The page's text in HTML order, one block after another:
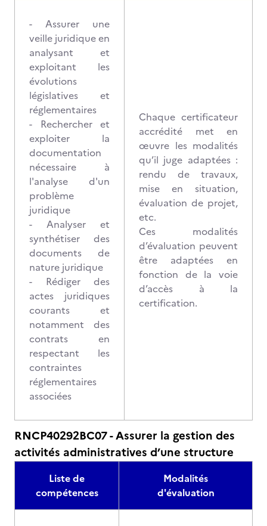
- Assurer une
veille juridique en
analysant et
exploitant les
évolutions
législatives et
réglementaires
- Rechercher et
exploiter la
documentation
nécessaire à
l'analyse d'un
problème
juridique
- Analyser et
synthétiser des
documents de
nature juridique
- Rédiger des
actes juridiques
courants et
notamment des
contrats en
respectant les
contraintes
réglementaires
associées
Chaque certificateur
accrédité met en
œuvre les modalités
qu’il juge adaptées :
rendu de travaux,
mise en situation,
évaluation de projet,
etc.
Ces modalités
d’évaluation peuvent
être adaptées en
fonction de la voie
d’accès à la
certification.
RNCP40292BC07 - Assurer la gestion des
activités administratives d’une structure
Liste de
compétences
Modalités
d'évaluation